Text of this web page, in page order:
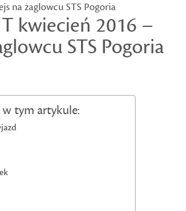
na żaglowcu STS Pogoria
kwiecień 2016 –
STS Pogoria
w tym artykule: